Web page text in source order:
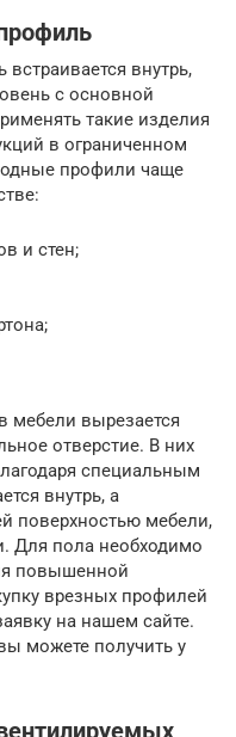
внутрь,
с основной
такие изделия
в ограниченном
профили чаще
и стен;
мебели вырезается
отверстие. В них
специальным
внутрь, а
поверхностью мебели,
Для пола необходимо
повышенной
врезных профилей
на нашем сайте.
можете получить у